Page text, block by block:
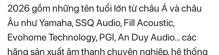
2026 gồm những tên tuổi lớn từ châu Á và châu
Âu như Yamaha, SSQ Audio, Fill Acoustic,
Evohome Technology, PGI, An Duy Audio… các
hãng sản xuất âm thanh chuyên nghiệp, hệ thống